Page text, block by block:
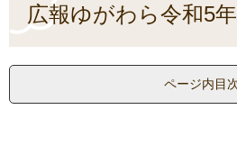
広報ゆがわら令和5
ページ内目